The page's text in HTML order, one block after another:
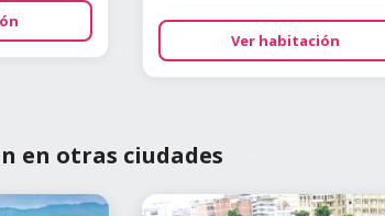
Ver habitación
en otras ciudades